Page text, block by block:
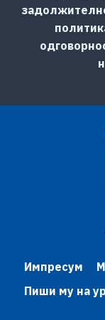
Импресум
Пиши му на